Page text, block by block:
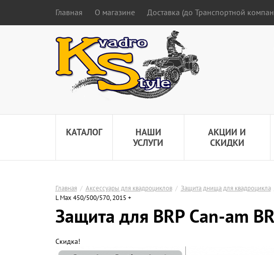
Главная О магазине Доставка (до Транспортной
КАТАЛОГ
НАШИ
УСЛУГИ
АКЦИИ И
СКИДКИ
Главная / Аксессуары для квадроциклов / Защита днища для квадроцикла
L Max 450/500/570, 2015 +
Защита для BRP Can-am
Скидка!